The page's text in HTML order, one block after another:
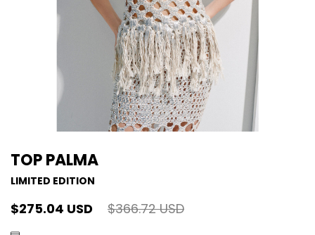
TOP PALMA
LIMITED EDITION
$275.04 USD $366.72 USD